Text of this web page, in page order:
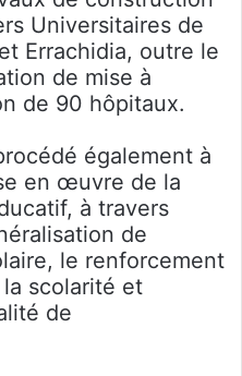
Universitaires de
Errachidia, outre le
de mise à
de 90 hôpitaux.
également à
en œuvre de la
à travers
de
le renforcement
la scolarité et
de